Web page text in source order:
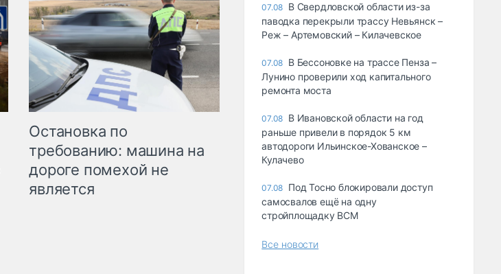
Остановка по
требованию: машина на
дороге помехой не
является
07.08 В Свердловской области из-за
паводка перекрыли трассу Невьянск –
Реж – Артемовский – Килачевское
07.08 В Бессоновке на трассе Пенза –
Лунино проверили ход капитального
ремонта моста
07.08 В Ивановской области на год
раньше привели в порядок 5 км
автодороги Ильинское-Хованское –
Кулачево
07.08 Под Тосно блокировали доступ
самосвалов ещё на одну
стройплощадку ВСМ
Все новости